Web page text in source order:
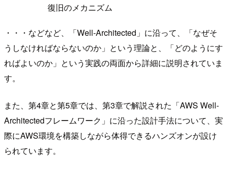
復旧のメカニズム
・・・などなど、「Well-Architected」に沿って、「なぜそ
うしなければならないのか」という理論と、「どのようにす
ればよいのか」という実践の両面から詳細に説明されていま
す。
また、第4章と第5章では、第3章で解説された「AWS Well-
Architectedフレームワーク」に沿った設計手法について、実
際にAWS環境を構築しながら体得できるハンズオンが設け
られています。